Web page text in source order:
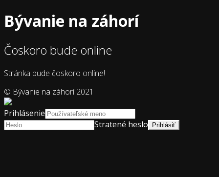
Bývanie na záhorí
Čoskoro bude online
Stránka bude čoskoro online!
© Bývanie na záhorí 2021
Prihlásenie
Stratené heslo